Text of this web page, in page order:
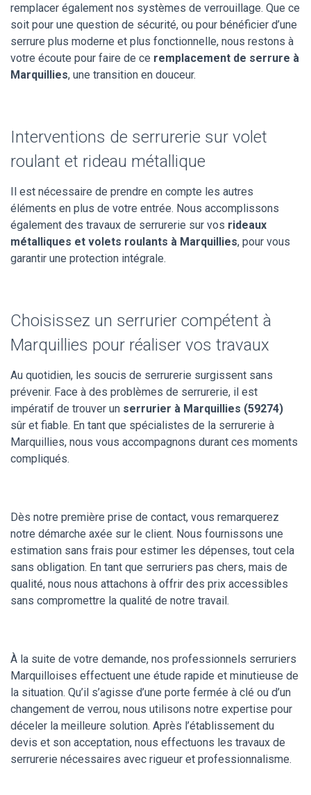
remplacer également nos systèmes de verrouillage. Que ce
soit pour une question de sécurité, ou pour bénéficier d’une
serrure plus moderne et plus fonctionnelle, nous restons à
votre écoute pour faire de ce remplacement de serrure à
Marquillies, une transition en douceur.
Interventions de serrurerie sur volet
roulant et rideau métallique
Il est nécessaire de prendre en compte les autres
éléments en plus de votre entrée. Nous accomplissons
également des travaux de serrurerie sur vos rideaux
métalliques et volets roulants à Marquillies, pour vous
garantir une protection intégrale.
Choisissez un serrurier compétent à
Marquillies pour réaliser vos travaux
Au quotidien, les soucis de serrurerie surgissent sans
prévenir. Face à des problèmes de serrurerie, il est
impératif de trouver un serrurier à Marquillies (59274)
sûr et fiable. En tant que spécialistes de la serrurerie à
Marquillies, nous vous accompagnons durant ces moments
compliqués.
Dès notre première prise de contact, vous remarquerez
notre démarche axée sur le client. Nous fournissons une
estimation sans frais pour estimer les dépenses, tout cela
sans obligation. En tant que serruriers pas chers, mais de
qualité, nous nous attachons à offrir des prix accessibles
sans compromettre la qualité de notre travail.
À la suite de votre demande, nos professionnels serruriers
Marquilloises effectuent une étude rapide et minutieuse de
la situation. Qu’il s’agisse d’une porte fermée à clé ou d’un
changement de verrou, nous utilisons notre expertise pour
déceler la meilleure solution. Après l’établissement du
devis et son acceptation, nous effectuons les travaux de
serrurerie nécessaires avec rigueur et professionnalisme.